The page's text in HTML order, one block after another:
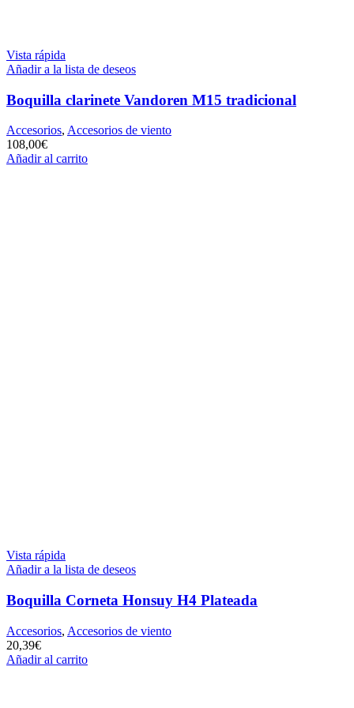
Vista rápida
Añadir a la lista de deseos
Boquilla clarinete Vandoren M15 tradicional
Accesorios, Accesorios de viento
108,00€
Añadir al carrito
Vista rápida
Añadir a la lista de deseos
Boquilla Corneta Honsuy H4 Plateada
Accesorios, Accesorios de viento
20,39€
Añadir al carrito